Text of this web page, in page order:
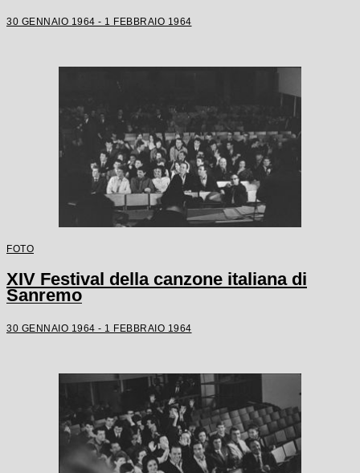
30 GENNAIO 1964 - 1 FEBBRAIO 1964
FOTO
XIV Festival della canzone italiana di
Sanremo
30 GENNAIO 1964 - 1 FEBBRAIO 1964